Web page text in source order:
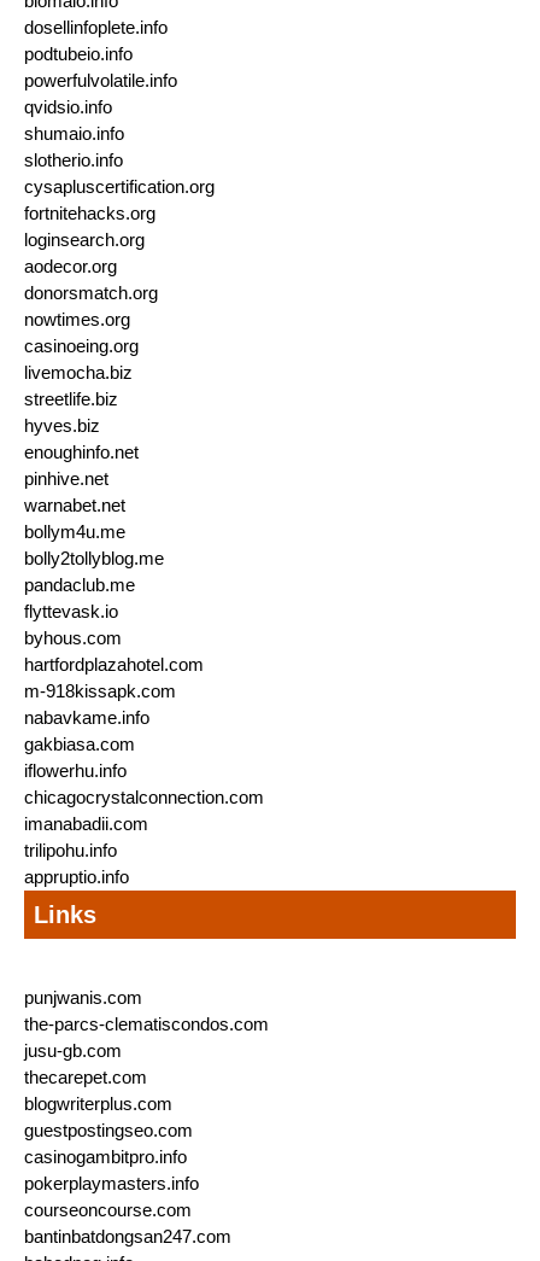
dosellinfoplete.info
podtubeio.info
powerfulvolatile.info
qvidsio.info
shumaio.info
slotherio.info
cysapluscertification.org
fortnitehacks.org
loginsearch.org
aodecor.org
donorsmatch.org
nowtimes.org
casinoeing.org
livemocha.biz
streetlife.biz
hyves.biz
enoughinfo.net
pinhive.net
warnabet.net
bollym4u.me
bolly2tollyblog.me
pandaclub.me
flyttevask.io
byhous.com
hartfordplazahotel.com
m-918kissapk.com
nabavkame.info
gakbiasa.com
iflowerhu.info
chicagocrystalconnection.com
imanabadii.com
trilipohu.info
appruptio.info
Links
punjwanis.com
the-parcs-clematiscondos.com
jusu-gb.com
thecarepet.com
blogwriterplus.com
guestpostingseo.com
casinogambitpro.info
pokerplaymasters.info
courseoncourse.com
bantinbatdongsan247.com